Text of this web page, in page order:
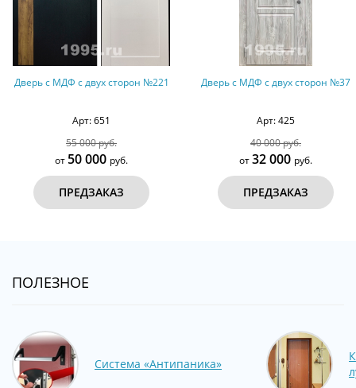
Дверь с МДФ с двух сторон №221
Арт: 651
55 000 руб.
от 50 000 руб.
ПРЕДЗАКАЗ
Дверь с МДФ с двух сторон №37
Арт: 425
40 000 руб.
от32 000 руб.
ПРЕДЗАКАЗ
ПОЛЕЗНОЕ
Система «Антипаника»